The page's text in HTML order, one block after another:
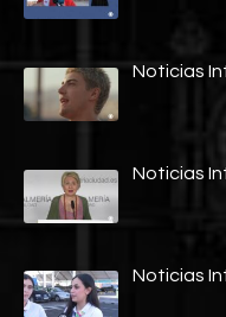
Noticias
Noticias
Noticias